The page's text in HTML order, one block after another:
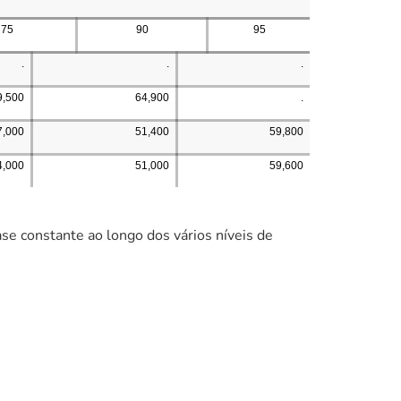
75 90 95
. . .
64,900 .
51,400 59,800
51,000 59,600
constante ao longo dos vários níveis de